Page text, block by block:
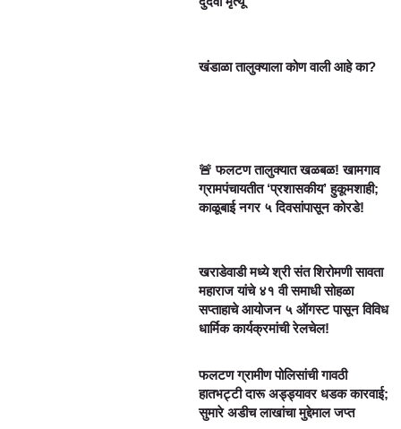
खंडाळा तालुक्याला कोण वाली आहे का?
🚨 फलटण तालुक्यात खळबळ! खामगाव
ग्रामपंचायतीत ‘प्रशासकीय’ हुकूमशाही;
काळूबाई नगर ५ दिवसांपासून कोरडे!
खराडेवाडी मध्ये श्री संत शिरोमणी सावता
महाराज यांचे ४१ वी समाधी सोहळा
सप्ताहाचे आयोजन ५ ऑगस्ट पासून विविध
धार्मिक कार्यक्रमांची रेलचेल!
फलटण ग्रामीण पोलिसांची गावठी
हातभट्टी दारू अड्ड्यावर धडक कारवाई;
सुमारे अडीच लाखांचा मुद्देमाल जप्त